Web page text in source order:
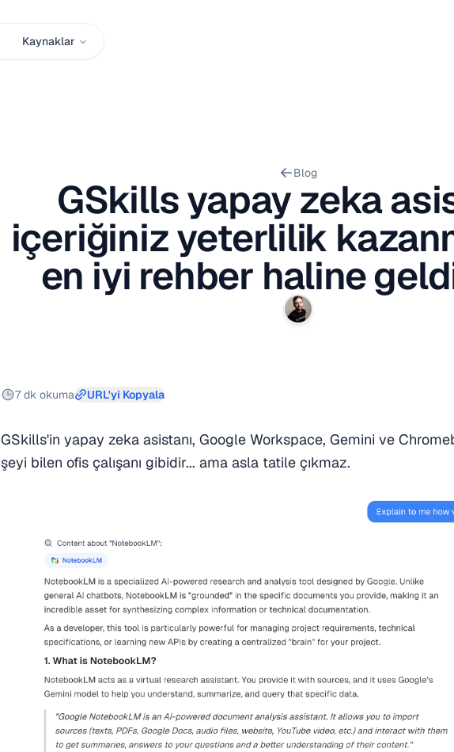
Kaynaklar
Blog
GSkills yapay zeka
içeriğiniz yeterlilik
en iyi rehber haline
7 dk okuma URL'yi Kopyala
GSkills'in yapay zeka asistanı, Google Workspace, Gemini ve
şeyi bilen ofis çalışanı gibidir... ama asla tatile çıkmaz.